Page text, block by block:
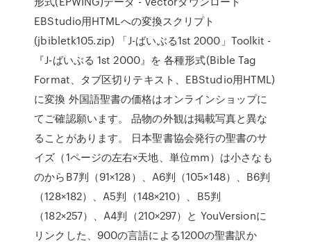
EBStudio用HTMLへの変換スクリプト
(jbibletk105.zip) 「J-ばいぶる1st 2000」Toolkit -
『J-ばいぶる 1st 2000』を 各種形式(Bible Tag
Format、タブ区切りテキスト、EBStudio用HTML)
に変換 外国語聖書の価格はオンラインショップに
てご確認願います。 品物の外観は掲載写真と異な
ることがあります。 日本聖書協会発行の聖書のサ
イズ（1ページの左右×天地、単位mm）は小さなも
のからB7判（91×128）、A6判（105×148）、B6判
（128×182）、A5判（148×210）、B5判
（182×257）、A4判（210×297）と YouVersionに
リンクした、900の言語による1200の聖書訳か